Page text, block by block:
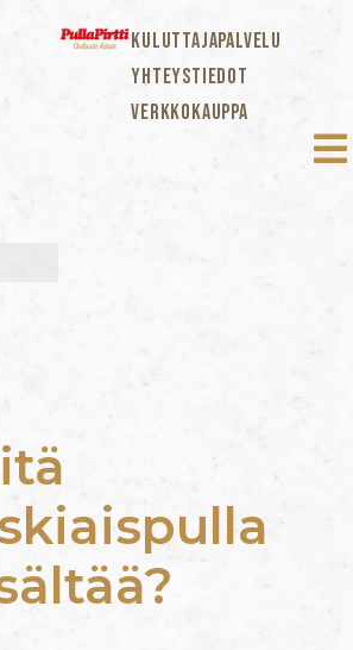
KULUTTAJAPALVELU
YHTEYSTIEDOT
VERKKOKAUPPA